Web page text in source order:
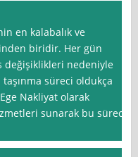
en kalabalık ve
biridir. Her gün
değişiklikleri nedeniyle
taşınma süreci oldukça
Nakliyat olarak
sunarak bu süreci